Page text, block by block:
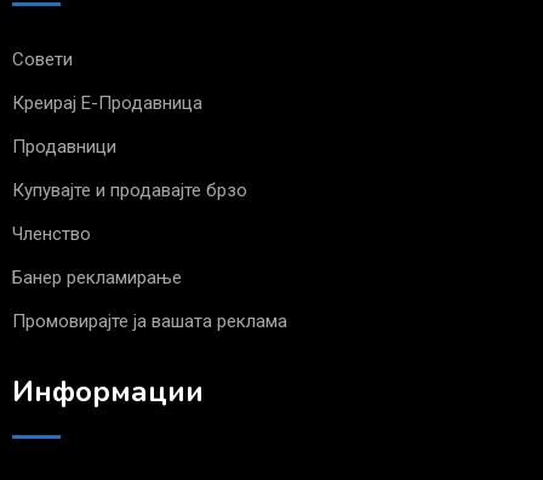
Совети
Креирај Е-Продавница
Продавници
Купувајте и продавајте брзо
Членство
Банер рекламирање
Промовирајте ја вашата реклама
Информации